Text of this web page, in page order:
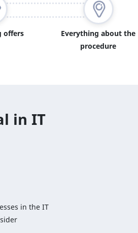
offers
Everything about the
procedure
in IT
in the IT